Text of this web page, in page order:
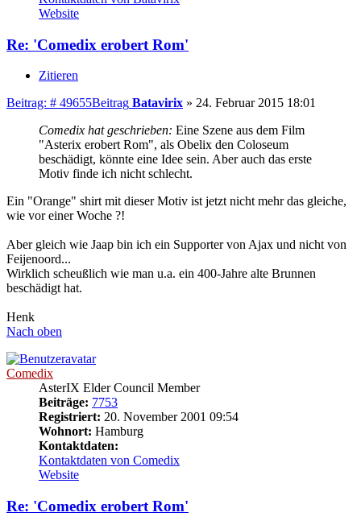
Website
Re: 'Comedix erobert Rom'
Zitieren
Beitrag: # 49655Beitrag Batavirix » 24. Februar 2015 18:01
Comedix hat geschrieben: Eine Szene aus dem Film
"Asterix erobert Rom", als Obelix den Coloseum
beschädigt, könnte eine Idee sein. Aber auch das erste
Motiv finde ich nicht schlecht.
Ein "Orange" shirt mit dieser Motiv ist jetzt nicht mehr das gleiche,
wie vor einer Woche ?!
Aber gleich wie Jaap bin ich ein Supporter von Ajax und nicht von
Feijenoord...
Wirklich scheußlich wie man u.a. ein 400-Jahre alte Brunnen
beschädigt hat.
Henk
Nach oben
Comedix
AsterIX Elder Council Member
Beiträge: 7753
Registriert: 20. November 2001 09:54
Wohnort: Hamburg
Kontaktdaten:
Kontaktdaten von Comedix
Website
Re: 'Comedix erobert Rom'